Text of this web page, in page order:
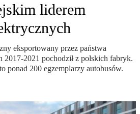
liderem
eksportowany przez państwa
2017-2021 pochodził z polskich fabryk.
ponad 200 egzemplarzy autobusów.